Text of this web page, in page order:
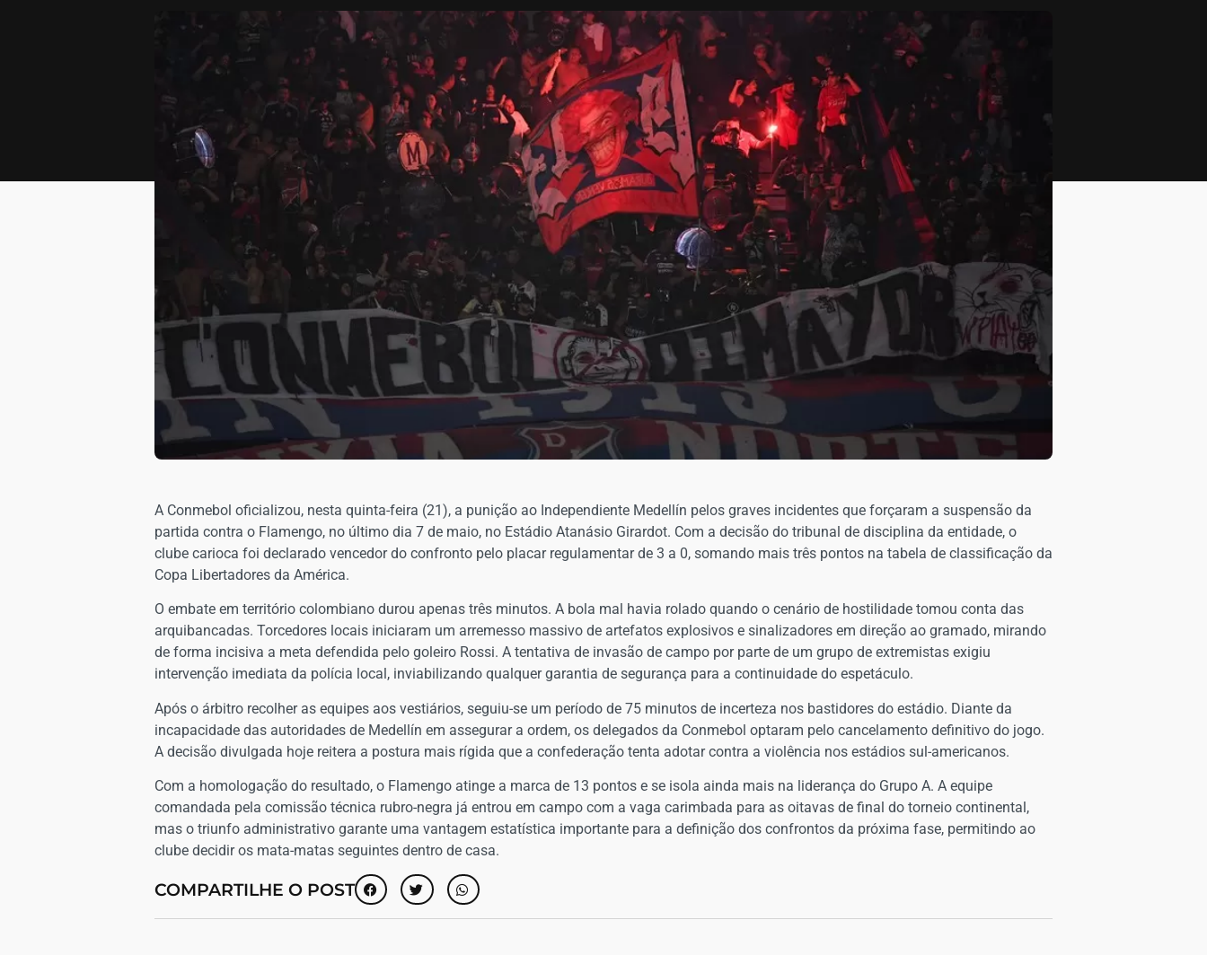
​A Conmebol oficializou, nesta quinta-feira (21), a punição ao Independiente Medellín pelos graves incidentes que forçaram a suspensão da
partida contra o Flamengo, no último dia 7 de maio, no Estádio Atanásio Girardot. Com a decisão do tribunal de disciplina da entidade, o
clube carioca foi declarado vencedor do confronto pelo placar regulamentar de 3 a 0, somando mais três pontos na tabela de classificação da
Copa Libertadores da América.
​O embate em território colombiano durou apenas três minutos. A bola mal havia rolado quando o cenário de hostilidade tomou conta das
arquibancadas. Torcedores locais iniciaram um arremesso massivo de artefatos explosivos e sinalizadores em direção ao gramado, mirando
de forma incisiva a meta defendida pelo goleiro Rossi. A tentativa de invasão de campo por parte de um grupo de extremistas exigiu
intervenção imediata da polícia local, inviabilizando qualquer garantia de segurança para a continuidade do espetáculo.
​Após o árbitro recolher as equipes aos vestiários, seguiu-se um período de 75 minutos de incerteza nos bastidores do estádio. Diante da
incapacidade das autoridades de Medellín em assegurar a ordem, os delegados da Conmebol optaram pelo cancelamento definitivo do jogo.
A decisão divulgada hoje reitera a postura mais rígida que a confederação tenta adotar contra a violência nos estádios sul-americanos.
​Com a homologação do resultado, o Flamengo atinge a marca de 13 pontos e se isola ainda mais na liderança do Grupo A. A equipe
comandada pela comissão técnica rubro-negra já entrou em campo com a vaga carimbada para as oitavas de final do torneio continental,
mas o triunfo administrativo garante uma vantagem estatística importante para a definição dos confrontos da próxima fase, permitindo ao
clube decidir os mata-matas seguintes dentro de casa.
COMPARTILHE O POST